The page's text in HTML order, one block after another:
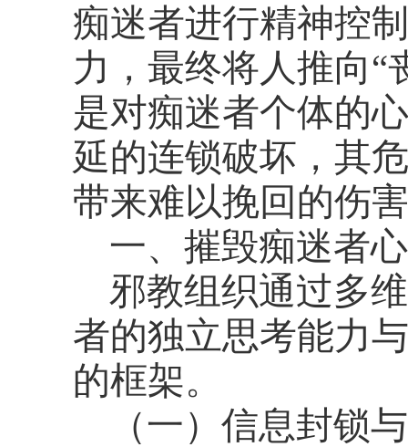
痴迷者进行精神控
力，最终将人推向“
是对痴迷者个体的
延的连锁破坏，其
带来难以挽回的伤
一、摧毁痴迷者
邪教组织通过多
者的独立思考能力
的框架。
（一）信息封锁